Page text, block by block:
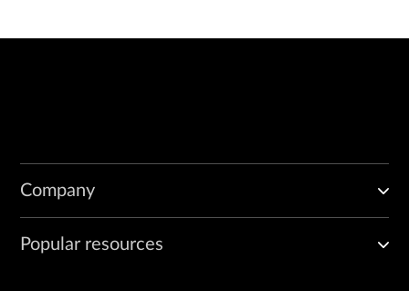
Company
Popular resources